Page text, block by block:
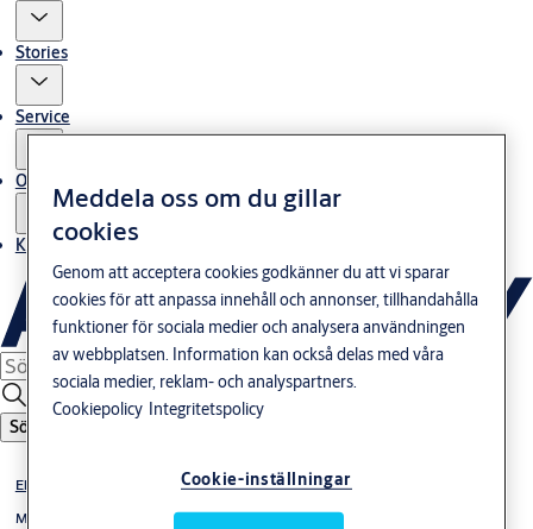
Stories
Service
Om oss
Kontakta oss
Sök
Elslutbleck
Monteringsstolpar till elslutbleck 992M
Meddela oss om du gillar
cookies
Genom att acceptera cookies godkänner du att vi sparar
cookies för att anpassa innehåll och annonser, tillhandahålla
funktioner för sociala medier och analysera användningen
av webbplatsen. Information kan också delas med våra
sociala medier, reklam- och analyspartners.
Cookiepolicy Integritetspolicy
Cookie-inställningar